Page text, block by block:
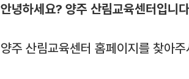
안녕하세요? 양주 산림교육센터입니
양주 산림교육센터 홈페이지를 찾아